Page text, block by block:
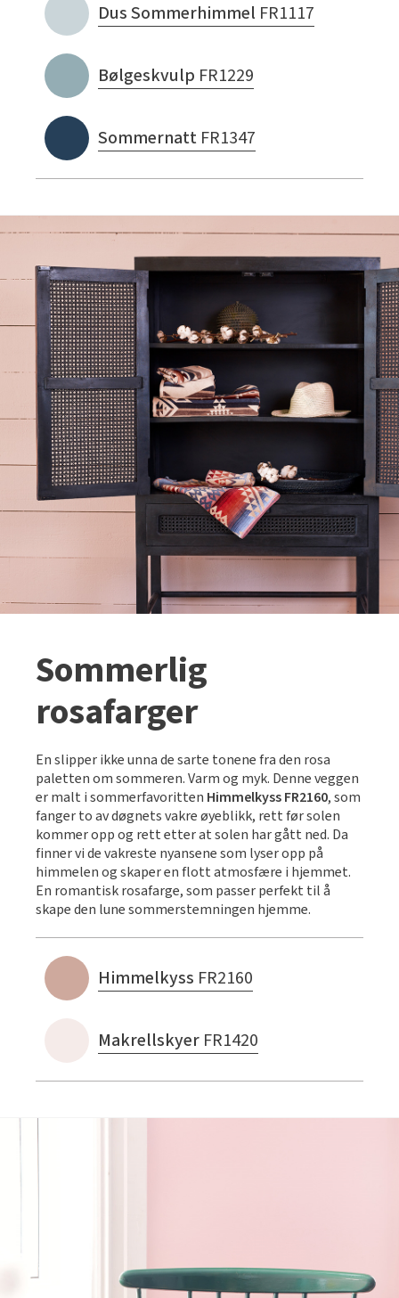
Dus Sommerhimmel FR1117
Bølgeskvulp FR1229
Sommernatt FR1347
Sommerlig
rosafarger
En slipper ikke unna de sarte tonene fra den rosa
paletten om sommeren. Varm og myk. Denne veggen
er malt i sommerfavoritten Himmelkyss FR2160, som
fanger to av døgnets vakre øyeblikk, rett før solen
kommer opp og rett etter at solen har gått ned. Da
finner vi de vakreste nyansene som lyser opp på
himmelen og skaper en flott atmosfære i hjemmet.
En romantisk rosafarge, som passer perfekt til å
skape den lune sommerstemningen hjemme.
Himmelkyss FR2160
Makrellskyer FR1420